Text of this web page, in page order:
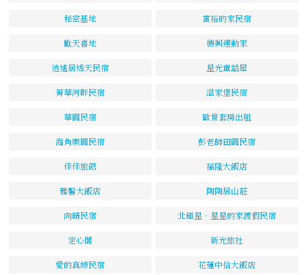
秘密基地 富裕的家民宿
歡天喜地 德興運動家
逍遙居透天民宿 星光童話屋
菁華河畔民宿 溫家堡民宿
華園民宿 歐景套房出租
海角樂園民宿 彭老師田園民宿
佳佳旅館 福隆大飯店
雅馨大飯店 陶陶居山莊
向晴民宿 北極星．星星的家渡假民宿
定心閣 新光旅社
愛的真締民宿 花蓮中信大飯店